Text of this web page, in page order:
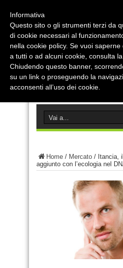
Home / Mercato / Itancia,
aggiunto con l’ecologia nel
Informativa
Questo sito o gli strumenti terzi da
di cookie necessari al
nella cookie policy. Se vuoi
a tutti o ad alcuni cookie, consulta la
Chiudendo questo banner,
su un link o proseguendo la
acconsenti all’uso dei cookie.